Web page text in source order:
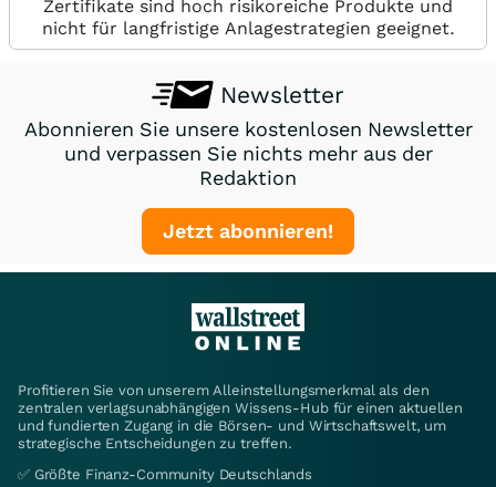
Zertifikate sind hoch risikoreiche Produkte und
nicht für langfristige Anlagestrategien geeignet.
Newsletter
Abonnieren Sie unsere kostenlosen Newsletter
und verpassen Sie nichts mehr aus der
Redaktion
Jetzt abonnieren!
Profitieren Sie von unserem Alleinstellungsmerkmal als den
zentralen verlagsunabhängigen Wissens-Hub für einen aktuellen
und fundierten Zugang in die Börsen- und Wirtschaftswelt, um
strategische Entscheidungen zu treffen.
✅ Größte Finanz-Community Deutschlands